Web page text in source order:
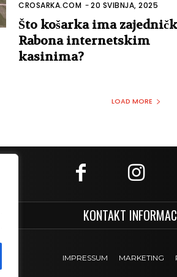
CROSARKA.COM -20 SVIBNJA, 2025
Što košarka ima
Rabona internetskim
kasinima?
LOAD MORE
KONTAKT
IMPRESSUM MARKETING